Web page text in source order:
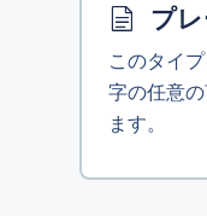
プ
このタイ
字の任意
ます。